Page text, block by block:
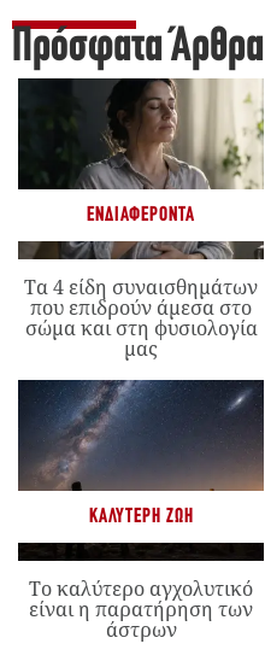
Πρόσφατα Άρθρα
ΕΝΔΙΑΦΈΡΟΝΤΑ
Τα 4 είδη συναισθημάτων
που επιδρούν άμεσα στο
σώμα και στη φυσιολογία
μας
ΚΑΛΎΤΕΡΗ ΖΩΉ
Το καλύτερο αγχολυτικό
είναι η παρατήρηση των
άστρων